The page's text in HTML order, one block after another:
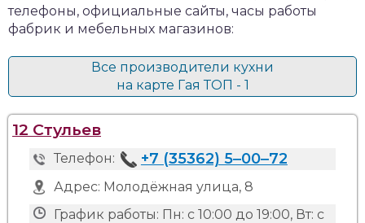
телефоны, официальные сайты, часы работы
фабрик и мебельных магазинов:
Все производители кухни
на карте Гая ТОП - 1
12 Стульев
Телефон: +7 (35362) 5‒00‒72
Адрес: Молодёжная улица, 8
График работы: Пн: с 10:00 до 19:00, Вт: с